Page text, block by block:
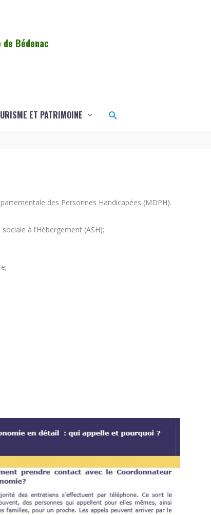
Bédenac
ET PATRIMOINE Rechercher
des Personnes Handicapées (MDPH).
à l’Hébergement (ASH);